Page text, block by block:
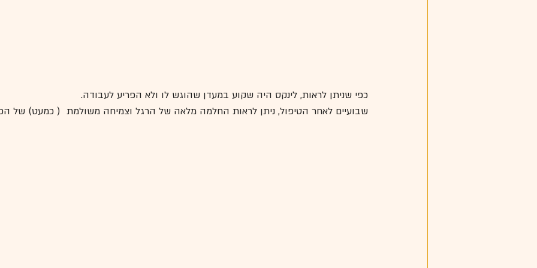
כפי שניתן לראות, לינקס היה שקוע במעדן שהוגש לו ולא הפריע לעבודה.
שבועיים לאחר הטיפול, ניתן לראות החלמה מלאה של הרגל וצמיחה משולמת  ( כמעט) של